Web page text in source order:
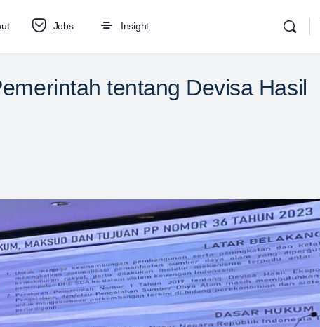
Jobs Insight
tentang Devisa Hasil